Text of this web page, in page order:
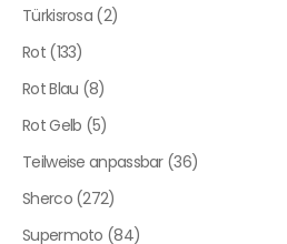
Türkisrosa (2)
Rot (133)
Rot Blau (8)
Rot Gelb (5)
Teilweise anpassbar (36)
Sherco (272)
Supermoto (84)